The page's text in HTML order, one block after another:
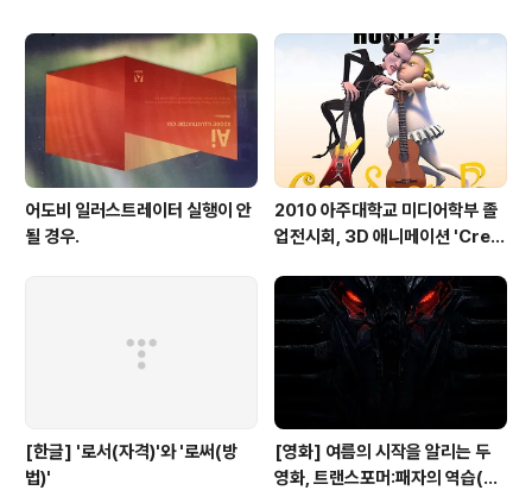
어도비 일러스트레이터 실행이 안
될 경우.
2010 아주대학교 미디어학부 졸
업전시회, 3D 애니메이션 'Cres
[한글] '로서(자격)'와 '로써(방
법)'
[영화] 여름의 시작을 알리는 두
영화, 트랜스포머:패자의 역습(20